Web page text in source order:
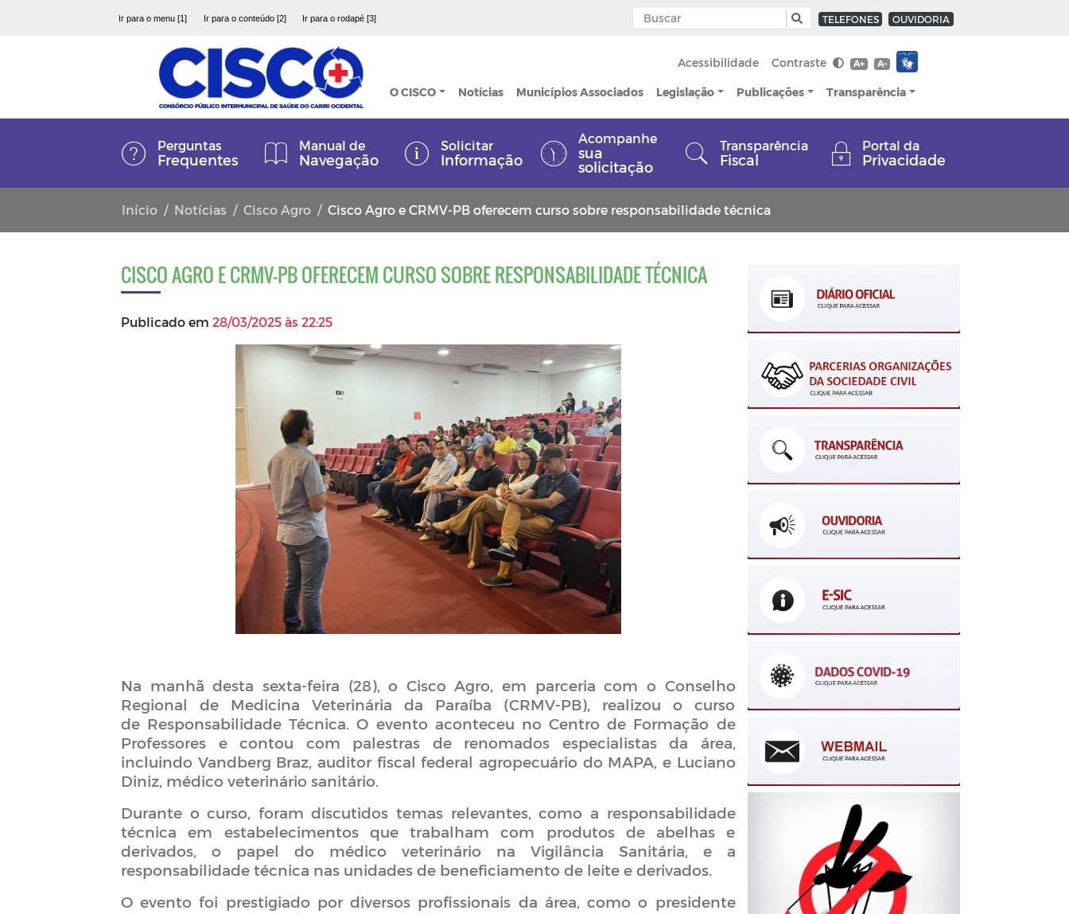
Ir para o menu [1] Ir para o conteúdo [2] Ir para o rodapé [3] TELEFONES OUVIDORIA
Acessibilidade Contraste A+ A-
O CISCO Notícias Municípios Associados Legislação Publicações Transparência
Perguntas
Frequentes
Manual de
Navegação
Solicitar
Informação
Acompanhe
sua
solicitação
Transparência
Fiscal
Portal da
Privacidade
Início Notícias Cisco Agro Cisco Agro e CRMV-PB oferecem curso sobre responsabilidade técnica
CISCO AGRO E CRMV-PB OFERECEM CURSO SOBRE RESPONSABILIDADE TÉCNICA
Publicado em 28/03/2025 às 22:25
Na manhã desta sexta-feira (28), o Cisco Agro, em parceria com o Conselho
Regional de Medicina Veterinária da Paraíba (CRMV-PB), realizou o curso
de Responsabilidade Técnica. O evento aconteceu no Centro de Formação de
Professores e contou com palestras de renomados especialistas da área,
incluindo Vandberg Braz, auditor fiscal federal agropecuário do MAPA, e Luciano
Diniz, médico veterinário sanitário.
Durante o curso, foram discutidos temas relevantes, como a responsabilidade
técnica em estabelecimentos que trabalham com produtos de abelhas e
derivados, o papel do médico veterinário na Vigilância Sanitária, e a
responsabilidade técnica nas unidades de beneficiamento de leite e derivados.
O evento foi prestigiado por diversos profissionais da área, como o presidente